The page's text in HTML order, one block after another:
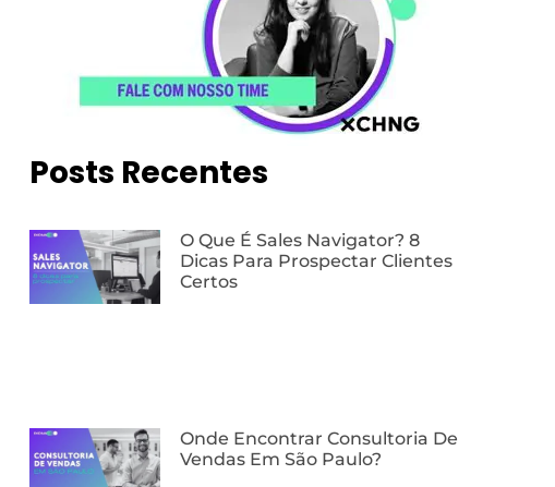
Posts Recentes
O Que É Sales Navigator? 8
Dicas Para Prospectar Clientes
Certos
Onde Encontrar Consultoria De
Vendas Em São Paulo?